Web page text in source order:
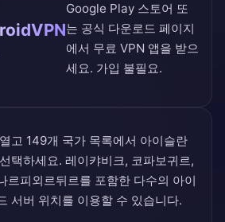
Google Play 스토어 또
는 공식 다운로드 페이지
에서 무료 VPN 앱을 받으
세요. 가입 불필요.
고 149개 국가 목록에서 아이슬란
택하세요. 레이캬비크, 코파보귀르,
르피외르뒤르를 포함한 다수의 아이
서버 위치를 이용할 수 있습니다.